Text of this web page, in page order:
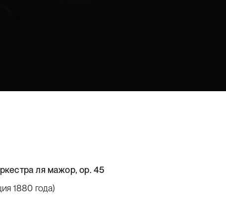
ля мажор, ор. 45
1880 года)